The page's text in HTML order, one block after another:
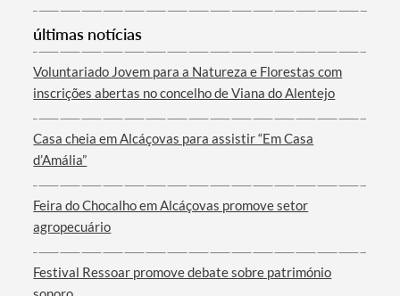
Categorias gerais
Filtros
últimas notícias
Voluntariado Jovem para a Natureza e Florestas com
inscrições abertas no concelho de Viana do Alentejo
Casa cheia em Alcáçovas para assistir “Em Casa
d’Amália”
Feira do Chocalho em Alcáçovas promove setor
agropecuário
Festival Ressoar promove debate sobre património